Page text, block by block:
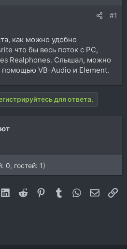
#1
как можно удобно
что бы весь поток с PC,
Realphones. Слышал, можно
помощью VB-Audio и Element.
для ответа.
0, гостей: 1)
(Twitter)
LinkedIn
Reddit Pinterest
Tumblr WhatsApp